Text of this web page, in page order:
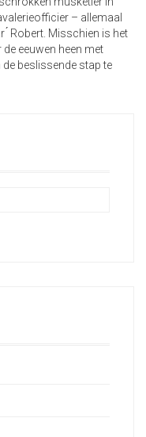
– allemaal
Robert. Misschien is het
eeuwen heen met
beslissende stap te